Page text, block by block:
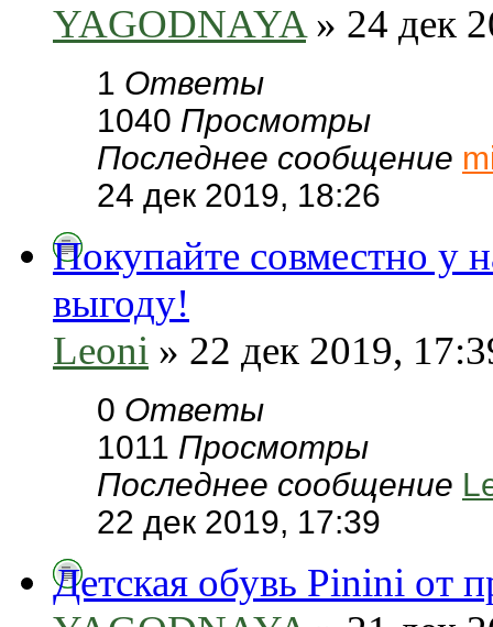
YAGODNAYA» 24 дек
1 Ответы
1040 Просмотры
Последнее сообщение
24 дек 2019, 18:26
Покупайте совместно у
выгоду!
Leoni » 22 дек 2019,
0 Ответы
1011 Просмотры
Последнее сообщение
22 дек 2019, 17:39
Детская обувь Pinini от